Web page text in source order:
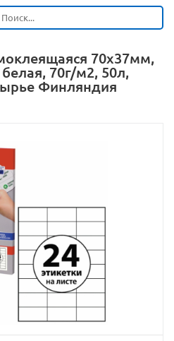
70х37мм,
70г/м2, 50л,
Финляндия